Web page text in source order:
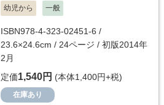
幼児から 一般
ISBN978-4-323-02451-6 /
23.6×24.6cm / 24ページ / 初版2014年
2月
定価1,540円 (本体1,400円+税)
在庫あり